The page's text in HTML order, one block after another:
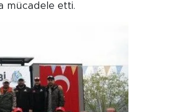
mücadele etti.